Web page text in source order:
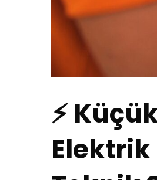
⚡
Elektrik